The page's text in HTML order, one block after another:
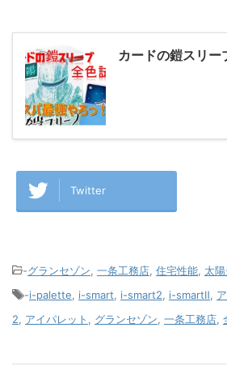
カードの鎧スリー
Twitter
-グランセゾン 一条工務店 住宅性能 太
-i-palette i-smart i-smart2 i-smartⅡ
2
アイパレット グランセゾン 一条工務店